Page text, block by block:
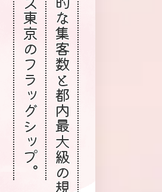
アリス東京のフラッグシップ。